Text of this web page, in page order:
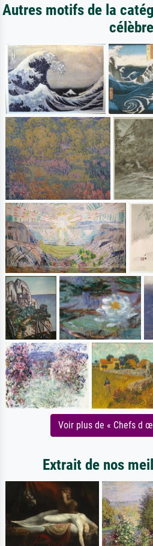
Autres motifs de la
Voir plus de « Chefs d
Extrait de nos